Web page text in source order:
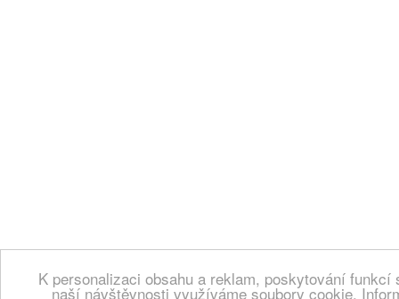
K personalizaci obsahu a reklam, poskytování
naší návštěvnosti využíváme soubory cookie.